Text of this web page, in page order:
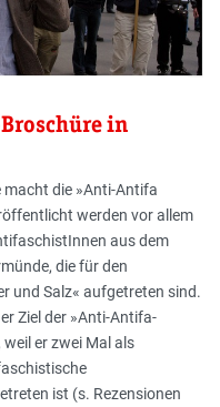
in
macht die »Anti-Antifa
werden vor allem
aus dem
die für den
und Salz« aufgetreten sind.
Ziel der »Anti-Antifa-
er zwei Mal als
ist (s. Rezensionen